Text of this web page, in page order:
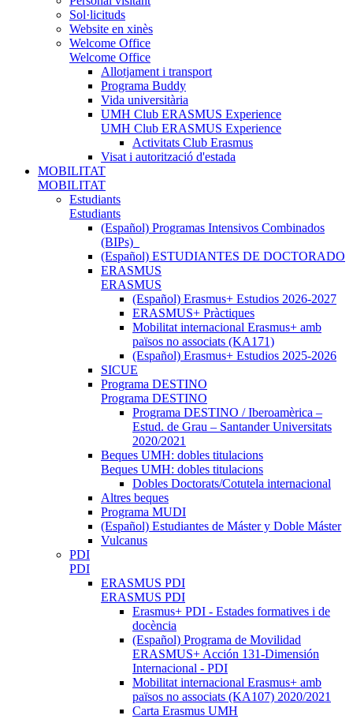
Sol·licituds
Website en xinès
Welcome Office
Welcome Office
Allotjament i transport
Programa Buddy
Vida universitària
UMH Club ERASMUS Experience
UMH Club ERASMUS Experience
Activitats Club Erasmus
Visat i autorització d'estada
MOBILITAT
MOBILITAT
Estudiants
Estudiants
(Español) Programas Intensivos Combinados
(BIPs)_
(Español) ESTUDIANTES DE DOCTORADO
ERASMUS
ERASMUS
(Español) Erasmus+ Estudios 2026-2027
ERASMUS+ Pràctiques
Mobilitat internacional Erasmus+ amb
països no associats (KA171)
(Español) Erasmus+ Estudios 2025-2026
SICUE
Programa DESTINO
Programa DESTINO
Programa DESTINO / Iberoamèrica –
Estud. de Grau – Santander Universitats
2020/2021
Beques UMH: dobles titulacions
Beques UMH: dobles titulacions
Dobles Doctorats/Cotutela internacional
Altres beques
Programa MUDI
(Español) Estudiantes de Máster y Doble Máster
Vulcanus
PDI
PDI
ERASMUS PDI
ERASMUS PDI
Erasmus+ PDI - Estades formatives i de
docència
(Español) Programa de Movilidad
ERASMUS+ Acción 131-Dimensión
Internacional - PDI
Mobilitat internacional Erasmus+ amb
països no associats (KA107) 2020/2021
Carta Erasmus UMH